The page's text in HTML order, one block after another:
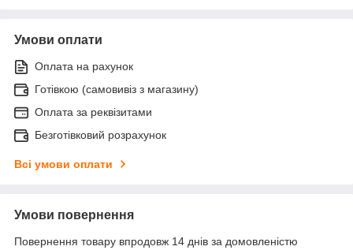
Умови оплати
Оплата на рахунок
Готівкою (самовивіз з магазину)
Оплата за реквізитами
Безготівковий розрахунок
Всі умови оплати
Умови повернення
Повернення товару впродовж 14 днів за домовленістю